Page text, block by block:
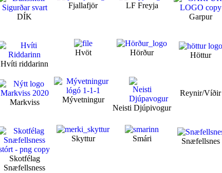
DÍK
Fjallafjör
LF Freyja
Garpur
Hvíti riddarinn
Hvöt Hörður
Höttur
Markviss
Mývetningur
Neisti Djúpivogur
Reynir/Víðir
Skotfélag
Snæfellsness
Skyttur Smári Snæfellsnes